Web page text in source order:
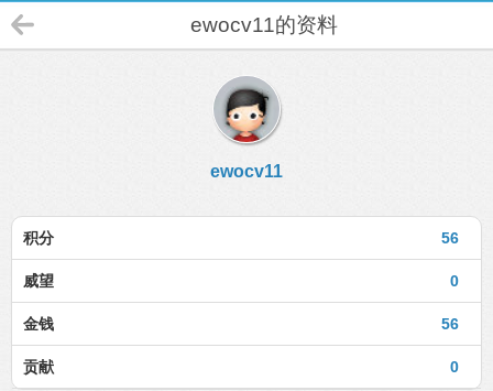
ewocv11的资料
ewocv11
56
积分
0
威望
56
金钱
0
贡献